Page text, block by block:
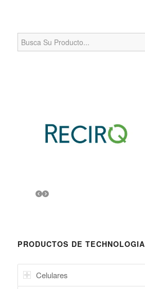
Search
for:
PRODUCTOS DE TECHNOLOGIA
Celulares